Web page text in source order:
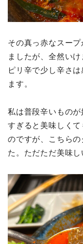
その真っ赤なスー
ましたが、全然いけ
ピリ辛で少し辛さ
ます。
私は普段辛いもの
すぎると美味しく
のですが、こちら
た。ただただ美味し